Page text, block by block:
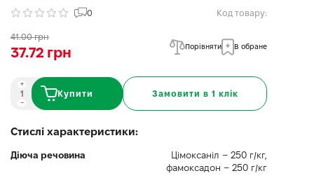
0 Код товару:
41.00 грн
37.72 грн Порівняти В обране
Купити Замовити в 1 клік
Стислі характеристики:
Діюча речовина
Цімоксаніл – 250 г/кг,
фамоксадон – 250 г/кг